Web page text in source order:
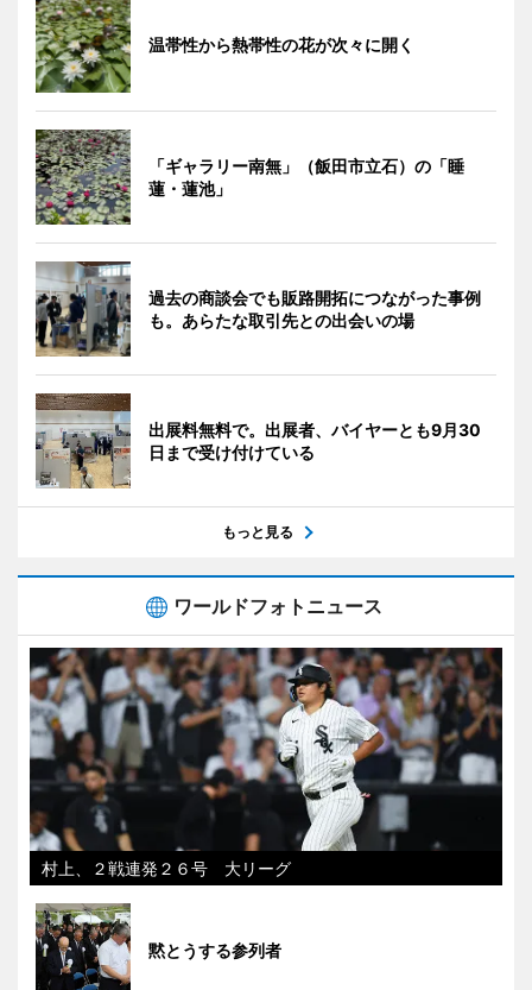
温帯性から熱帯性の花が次々に開く
「ギャラリー南無」（飯田市立石）の「睡
蓮・蓮池」
過去の商談会でも販路開拓につながった事例
も。あらたな取引先との出会いの場
出展料無料で。出展者、バイヤーとも9月30
日まで受け付けている
もっと見る
ワールドフォトニュース
村上、２戦連発２６号 大リーグ
黙とうする参列者